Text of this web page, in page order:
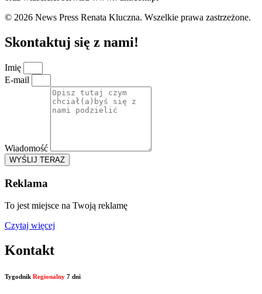
© 2026 News Press Renata Kluczna. Wszelkie prawa zastrzeżone.
Skontaktuj się z nami!
Imię
E-mail
Wiadomość
WYŚLIJ TERAZ
Reklama
To jest miejsce na Twoją reklamę
Czytaj więcej
Kontakt
Tygodnik Regionalny 7 dni